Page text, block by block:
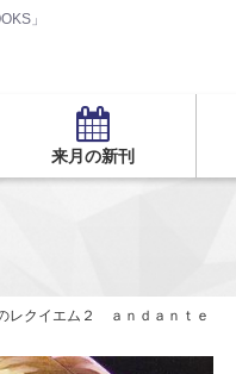
」
来月の新刊
レクイエム２ ａｎｄａｎｔｅ